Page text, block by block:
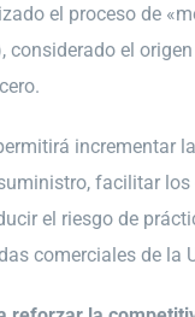
el proceso de
considerado el
incrementar
facilitar
el riesgo de
comerciales de la